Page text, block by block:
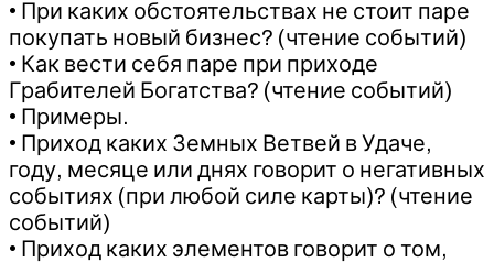
• При каких обстоятельствах не стоит паре
покупать новый бизнес? (чтение событий)
• Как вести себя паре при приходе
Грабителей Богатства? (чтение событий)
• Примеры.
• Приход каких Земных Ветвей в Удаче,
году, месяце или днях говорит о негативных
событиях (при любой силе карты)? (чтение
событий)
• Приход каких элементов говорит о том,